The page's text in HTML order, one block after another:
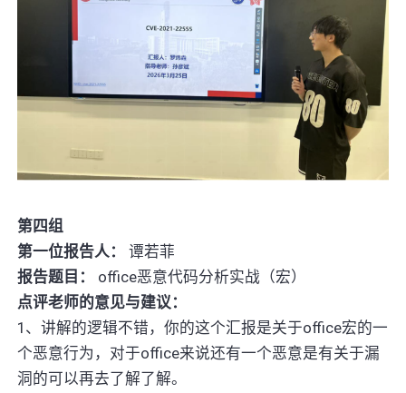
第四组
第一位报告人：
谭若菲
报告题目：
office恶意代码分析实战（宏）
点评老师的意见与建议：
1、讲解的逻辑不错，你的这个汇报是关于office宏的一
个恶意行为，对于office来说还有一个恶意是有关于漏
洞的可以再去了解了解。